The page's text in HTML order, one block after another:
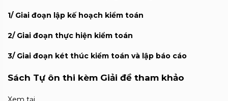
1/ Giai đoạn lập kế hoạch kiểm toán
2/ Giai đoạn thực hiện kiểm toán
3/ Giai đoạn két thúc kiểm toán và lập báo cáo
Sách Tự ôn thi kèm Giải đề tham khảo